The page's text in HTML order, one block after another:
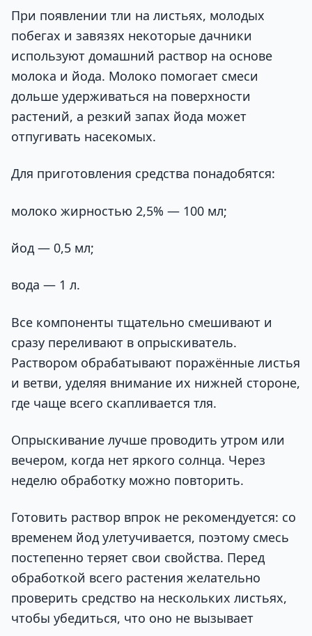
При появлении тли на листьях, молодых
побегах и завязях некоторые дачники
используют домашний раствор на основе
молока и йода. Молоко помогает смеси
дольше удерживаться на поверхности
растений, а резкий запах йода может
отпугивать насекомых.
Для приготовления средства понадобятся:
молоко жирностью 2,5% — 100 мл;
йод — 0,5 мл;
вода — 1 л.
Все компоненты тщательно смешивают и
сразу переливают в опрыскиватель.
Раствором обрабатывают поражённые листья
и ветви, уделяя внимание их нижней стороне,
где чаще всего скапливается тля.
Опрыскивание лучше проводить утром или
вечером, когда нет яркого солнца. Через
неделю обработку можно повторить.
Готовить раствор впрок не рекомендуется: со
временем йод улетучивается, поэтому смесь
постепенно теряет свои свойства. Перед
обработкой всего растения желательно
проверить средство на нескольких листьях,
чтобы убедиться, что оно не вызывает